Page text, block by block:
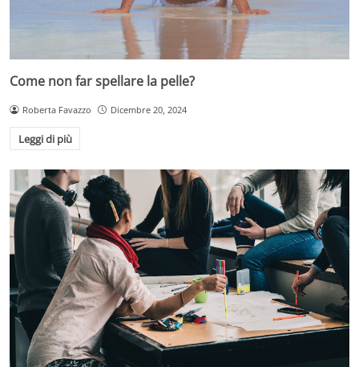
Come non far spellare la pelle?
Roberta Favazzo Dicembre 20, 2024
Leggi di più